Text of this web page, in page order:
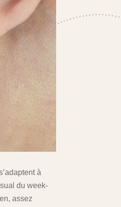
à
du week-
assez